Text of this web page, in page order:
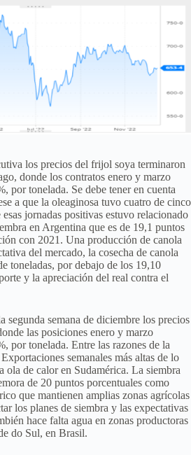
los precios del frijol soya terminaron
donde los contratos enero y marzo
por tonelada. Se debe tener en cuenta
a que la oleaginosa tuvo cuatro de cinco
jornadas positivas estuvo relacionado
en Argentina que es de 19,1 puntos
con 2021. Una producción de canola
del mercado, la cosecha de canola
toneladas, por debajo de los 19,10
y la apreciación del real contra el
segunda semana de diciembre los precios
las posiciones enero y marzo
por tonelada. Entre las razones de la
semanales más altas de lo
ola de calor en Sudamérica. La siembra
de 20 puntos porcentuales como
que mantienen amplias zonas agrícolas
los planes de siembra y las expectativas
hace falta agua en zonas productoras
do Sul, en Brasil.